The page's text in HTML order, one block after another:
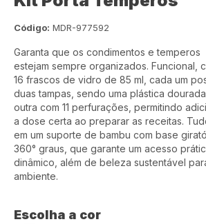
Código: MDR-977592
Garanta que os condimentos e temperos
estejam sempre organizados. Funcional,
16 frascos de vidro de 85 ml, cada um
duas tampas, sendo uma plástica
outra com 11 perfurações, permitindo
a dose certa ao preparar as receitas.
em um suporte de bambu com base
360° graus, que garante um acesso
dinâmico, além de beleza sustentável
ambiente.
Escolha a cor